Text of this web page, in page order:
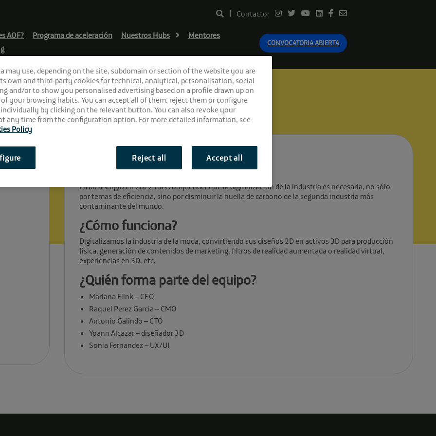
Contacto:
AOF? Programa de aceleración Nuestros Hubs
Mentores
CONVOCATORIA ABIERTA
¿En qué consiste?
La idea surgió en 2022 tras comprender que la digitalización de la industria es necesaria, no sólo
por temas de eficiencia, sino por disminuir la huella de carbono de la segunda industria más
contaminante del mundo.
¿Cómo funciona?
Digitalizamos la industria de la moda, convirtiendo sus diseños 2D en activos 3D para producción
física, generación de contenidos de marketing, filtros de realidad aumentada o realidad virtual,
experiencias en 3D, etc.
¿Quién forma parte del equipo?
Mariana Flink – CEO
Raquel Perez Garcia – CMO
Antonio Galindo – CTO
Yoann Alcazar – diseñador 3D
Sonia Fernandez – UX/UI
may use, depending on the site, subdomain or section of the website you are
own and third-party cookies for technical, analytical, personalisation, social
and/or to show you personalised advertising based on a profile drawn up on
your browsing habits. You can accept all of them, reject them or configure
by clicking on the relevant button. You can also revoke your
any time from the configuration option. For more detailed information, see
Policy
Reject all Accept all